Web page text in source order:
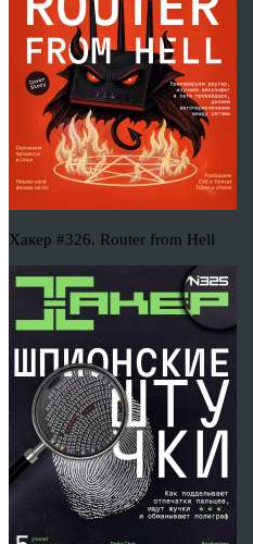
Хакер #326. Router from Hell